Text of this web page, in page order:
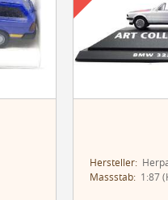
Hersteller:
Massstab:1:87